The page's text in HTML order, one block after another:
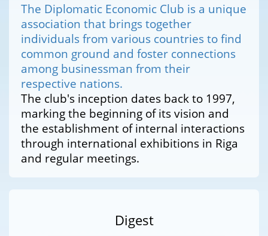
The Diplomatic Economic Club is a unique
association that brings together
individuals from various countries to find
common ground and foster connections
among businessman from their
respective nations.
The club's inception dates back to 1997,
marking the beginning of its vision and
the establishment of internal interactions
through international exhibitions in Riga
and regular meetings.
Digest